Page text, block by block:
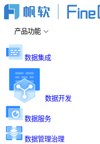
产品功能
数据集成
数据开发
数据服务
数据管理治理